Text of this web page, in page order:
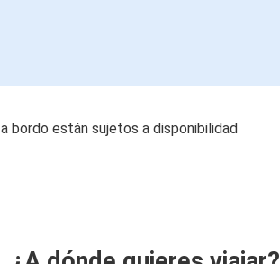
bordo están sujetos a disponibilidad